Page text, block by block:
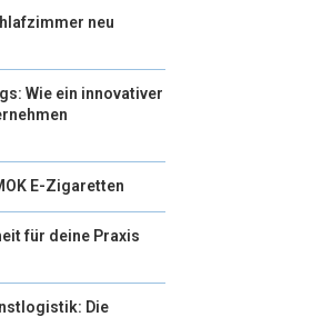
neu
Wie ein innovativer
E-Zigaretten
für deine Praxis
Die